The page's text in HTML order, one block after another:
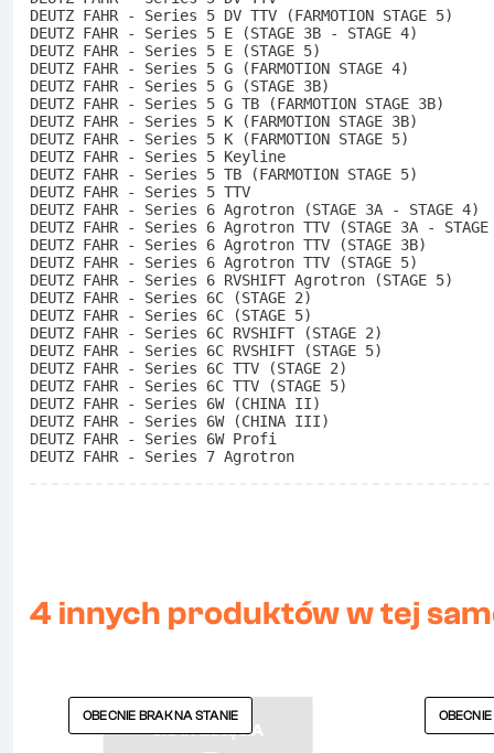
DEUTZ FAHR - Series 5 DV TTV (FARMOTION STAGE 5)
DEUTZ FAHR - Series 5 E (STAGE 3B - STAGE 4)
DEUTZ FAHR - Series 5 E (STAGE 5)
DEUTZ FAHR - Series 5 G (FARMOTION STAGE 4)
DEUTZ FAHR - Series 5 G (STAGE 3B)
DEUTZ FAHR - Series 5 G TB (FARMOTION STAGE 3B)
DEUTZ FAHR - Series 5 K (FARMOTION STAGE 3B)
DEUTZ FAHR - Series 5 K (FARMOTION STAGE 5)
DEUTZ FAHR - Series 5 Keyline
DEUTZ FAHR - Series 5 TB (FARMOTION STAGE 5)
DEUTZ FAHR - Series 5 TTV
DEUTZ FAHR - Series 6 Agrotron (STAGE 3A - STAGE 4)
DEUTZ FAHR - Series 6 Agrotron TTV (STAGE 3A -
DEUTZ FAHR - Series 6 Agrotron TTV (STAGE 3B)
DEUTZ FAHR - Series 6 Agrotron TTV (STAGE 5)
DEUTZ FAHR - Series 6 RVSHIFT Agrotron (STAGE 5)
DEUTZ FAHR - Series 6C (STAGE 2)
DEUTZ FAHR - Series 6C (STAGE 5)
DEUTZ FAHR - Series 6C RVSHIFT (STAGE 2)
DEUTZ FAHR - Series 6C RVSHIFT (STAGE 5)
DEUTZ FAHR - Series 6C TTV (STAGE 2)
DEUTZ FAHR - Series 6C TTV (STAGE 5)
DEUTZ FAHR - Series 6W (CHINA II)
DEUTZ FAHR - Series 6W (CHINA III)
DEUTZ FAHR - Series 6W Profi
DEUTZ FAHR - Series 7 Agrotron
4 innych produktów w tej
OBECNIE BRAK NA STANIE